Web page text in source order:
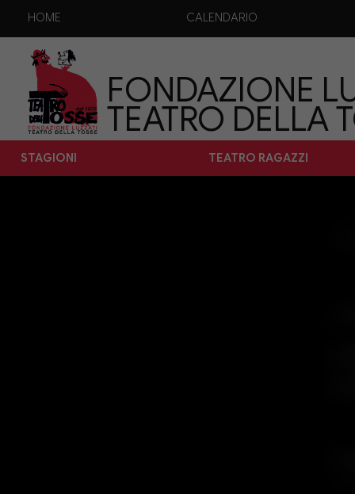
HOME CALENDARIO
FONDAZIONE
TEATRO DELLA
STAGIONI TEATRO RAGAZZI